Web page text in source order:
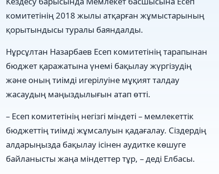
комитетінің 2018 жылы атқарған жұмыстарының
қорытындысы туралы баяндалды.
Нұрсұлтан Назарбаев Есеп комитетінің тарапынан
бюджет қаражатына үнемі бақылау жүргізудің
және оның тиімді игерілуіне мұқият талдау
жасаудың маңыздылығын атап өтті.
– Есеп комитетінің негізгі міндеті – мемлекеттік
бюджеттің тиімді жұмсалуын қадағалау. Сіздердің
алдарыңызда бақылау ісінен аудитке көшуге
байланысты жаңа міндеттер тұр, – деді Елбасы.